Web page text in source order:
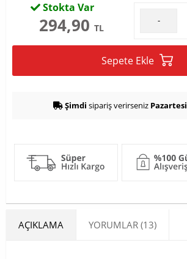
Stokta Var
294,90 TL
-
Sepete Ekle
Şimdi sipariş verirseniz Pazartesi
AÇIKLAMA YORUMLAR (13)